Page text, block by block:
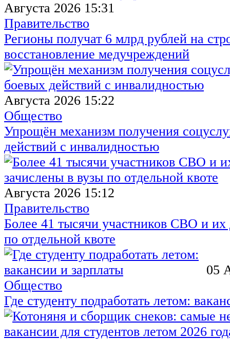
Августа 2026 15:31
Правительство
Регионы получат 6 млрд рублей на
восстановление медучреждений
Августа 2026 15:22
Общество
Упрощён механизм получения
действий с инвалидностью
Августа 2026 15:12
Правительство
Более 41 тысячи участников СВО и их
по отдельной квоте
05
Общество
Где студенту подработать летом: